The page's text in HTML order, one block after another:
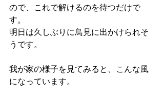
ので、これで解けるのを待つだけで
す。
明日は久しぶりに鳥見に出かけられそ
うです。
我が家の様子を見てみると、こんな風
になっています。